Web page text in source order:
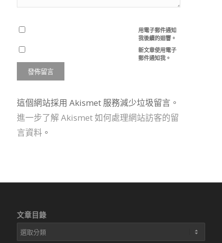
用電子郵件通知
我後續的迴響。
新文章使用電子
郵件通知我。
這個網站採用 Akismet 服務減少垃圾留言。
進一步了解 Akismet 如何處理網站訪客的留
言資料。
文章目錄
文
章